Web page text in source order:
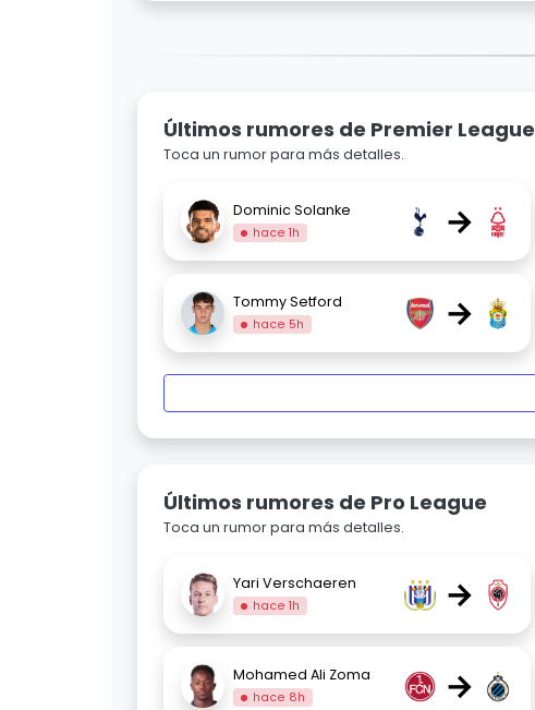
Últimos rumores de Premier League
Toca un rumor para más detalles.
Dominic Solanke
hace 1h →
Tommy Setford
hace 5h →
Últimos rumores de Pro League
Toca un rumor para más detalles.
Yari Verschaeren
hace 1h →
Mohamed Ali Zoma
hace 8h →